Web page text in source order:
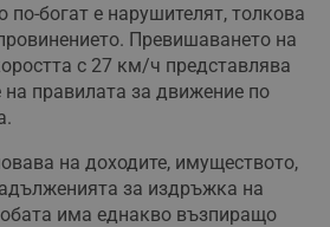
по-богат е нарушителят, толкова
Превишаването на
с 27 км/ч представлява
правилата за движение по
на доходите, имуществото,
за издръжка на
има еднакво възпиращо